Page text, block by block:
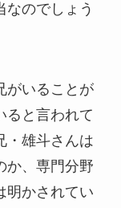
なのでしょう
がいることが
ると言われて
・雄斗さんは
か、専門分野
明かされてい